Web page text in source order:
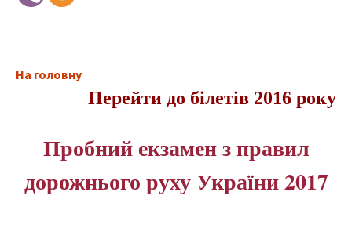
На головну
Перейти до білетів 2016 року
Пробний екзамен з правил
дорожнього руху України 2017